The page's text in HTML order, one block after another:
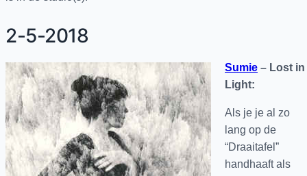
2-5-2018
Sumie – Lost in
Light:
Als je je al zo
lang op de
“Draaitafel”
handhaaft als